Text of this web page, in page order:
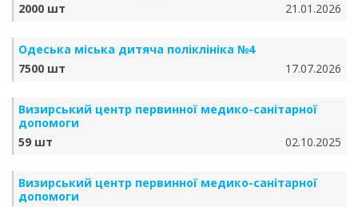
2000 шт
21.01.2026
Одеська міська дитяча поліклініка №4
7500 шт
17.07.2026
Визирський центр первинної медико-санітарної
допомоги
59 шт
02.10.2025
Визирський центр первинної медико-санітарної
допомоги